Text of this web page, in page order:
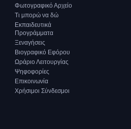
Φωτογραφικό Αρχείο
Τι μπορώ να δώ
Εκπαιδευτικά
Προγράμματα
Ξεναγήσεις
Βιογραφικό Εφόρου
Ωράριο Λειτουργίας
Ψηφοφορίες
Επικοινωνία
Χρήσιμοι Σύνδεσμοι